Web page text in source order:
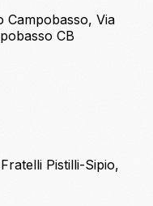
Campobasso, Via
CB
Pistilli-Sipio,